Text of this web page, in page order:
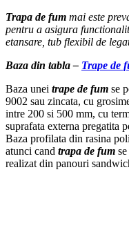
Trapa de fum mai este
pentru a asigura
etansare, tub flexibil de
Baza din tabla – Trape de
Baza unei trape de fum se
9002 sau zincata, cu
intre 200 si 500 mm, cu
suprafata externa pregatita
Baza profilata din rasina
atunci cand trapa de fum
realizat din panouri